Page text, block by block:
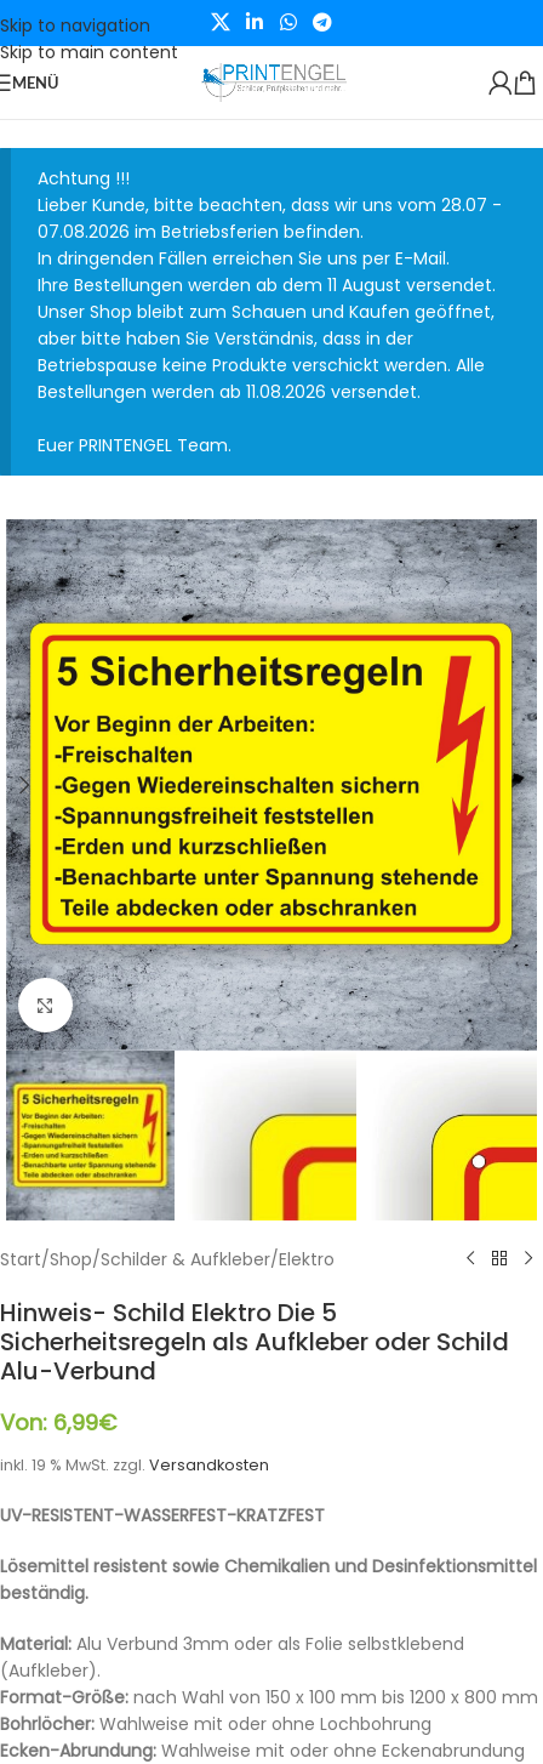
Skip to navigation
Skip to main content
MENÜ
Achtung !!!
Lieber Kunde, bitte beachten, dass wir uns vom 28.07 -
07.08.2026 im Betriebsferien befinden.
In dringenden Fällen erreichen Sie uns per E-Mail.
Ihre Bestellungen werden ab dem 11 August versendet.
Unser Shop bleibt zum Schauen und Kaufen geöffnet,
aber bitte haben Sie Verständnis, dass in der
Betriebspause keine Produkte verschickt werden. Alle
Bestellungen werden ab 11.08.2026 versendet.
Euer PRINTENGEL Team.
Klicken zum Vergrößern
Start/Shop/Schilder & Aufkleber/Elektro
Hinweis- Schild Elektro Die 5
Sicherheitsregeln als Aufkleber oder Schild
Alu-Verbund
Von: 6,99€
inkl. 19 % MwSt. zzgl. Versandkosten
UV-RESISTENT-WASSERFEST-KRATZFEST
Lösemittel resistent sowie Chemikalien und Desinfektionsmittel
beständig.
Material: Alu Verbund 3mm oder als Folie selbstklebend
(Aufkleber).
Format-Größe: nach Wahl von 150 x 100 mm bis 1200 x 800 mm
Bohrlöcher: Wahlweise mit oder ohne Lochbohrung
Ecken-Abrundung: Wahlweise mit oder ohne Eckenabrundung